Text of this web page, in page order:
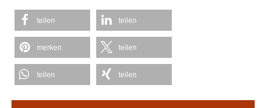
teilen teilen
merken teilen
teilen teilen